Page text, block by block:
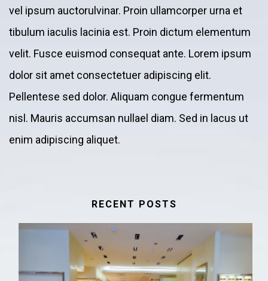
vel ipsum auctorulvinar. Proin ullamcorper urna et
tibulum iaculis lacinia est. Proin dictum elementum
velit. Fusce euismod consequat ante. Lorem ipsum
dolor sit amet consectetuer adipiscing elit.
Pellentese sed dolor. Aliquam congue fermentum
nisl. Mauris accumsan nullael diam. Sed in lacus ut
enim adipiscing aliquet.
RECENT POSTS